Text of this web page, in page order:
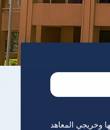
وخريجي المعاهد